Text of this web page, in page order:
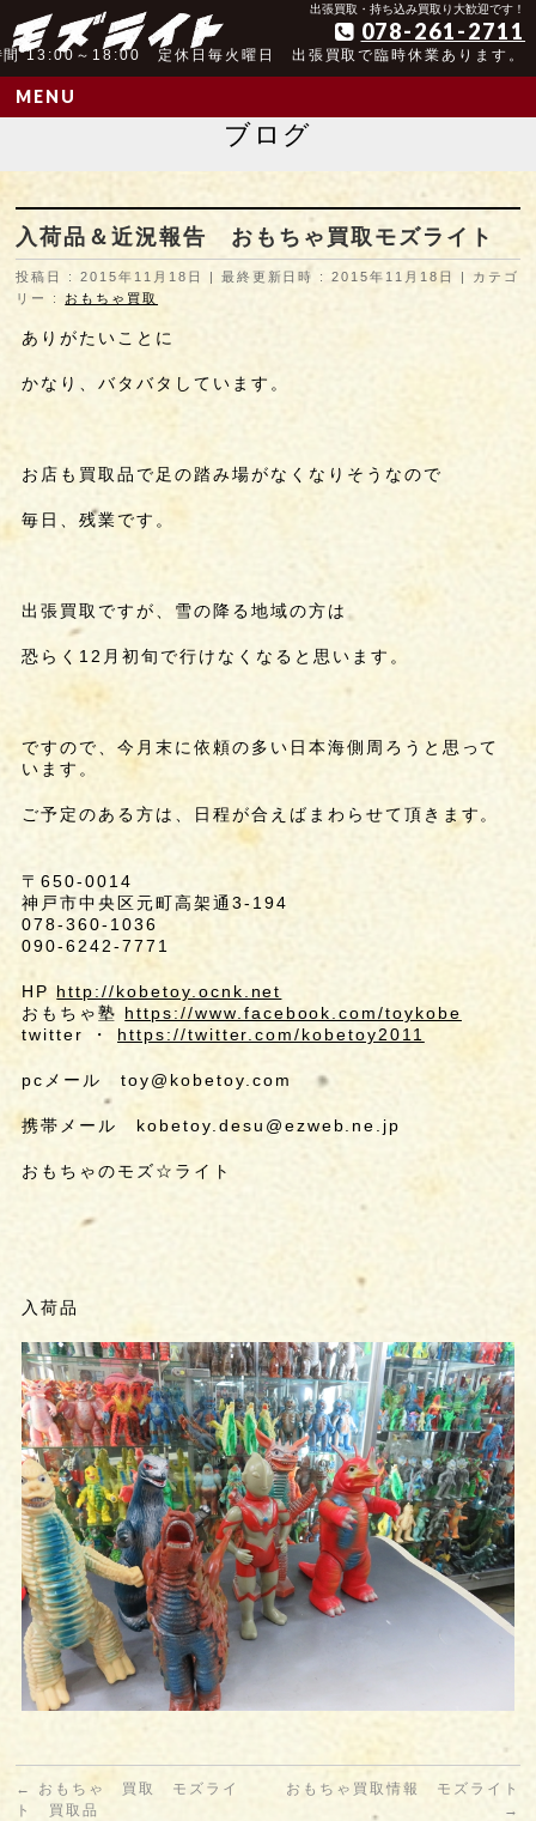
アンティーク玩具取扱歴25年以上の実績 出張買取・持ち込み買取り大歓迎です！
078-261-2711
間 13:00～18:00 定休日毎火曜日 出張買取で臨時休業あります。
MENU
ブログ
入荷品＆近況報告 おもちゃ買取モズライト
投稿日 : 2015年11月18日 最終更新日時 : 2015年11月18日
カテゴ
リー : おもちゃ買取
ありがたいことに
かなり、バタバタしています。
お店も買取品で足の踏み場がなくなりそうなので
毎日、残業です。
出張買取ですが、雪の降る地域の方は
恐らく12月初旬で行けなくなると思います。
ですので、今月末に依頼の多い日本海側周ろうと思って
います。
ご予定のある方は、日程が合えばまわらせて頂きます。
〒650-0014
神戸市中央区元町高架通3-194
078-360-1036
090-6242-7771
HP http://kobetoy.ocnk.net
おもちゃ塾 https://www.facebook.com/toykobe
twitter ・ https://twitter.com/kobetoy2011
pcメール toy@kobetoy.com
携帯メール kobetoy.desu@ezweb.ne.jp
おもちゃのモズ☆ライト
入荷品
←
おもちゃ 買取 モズライ
ト 買取品
おもちゃ買取情報 モズライト
→